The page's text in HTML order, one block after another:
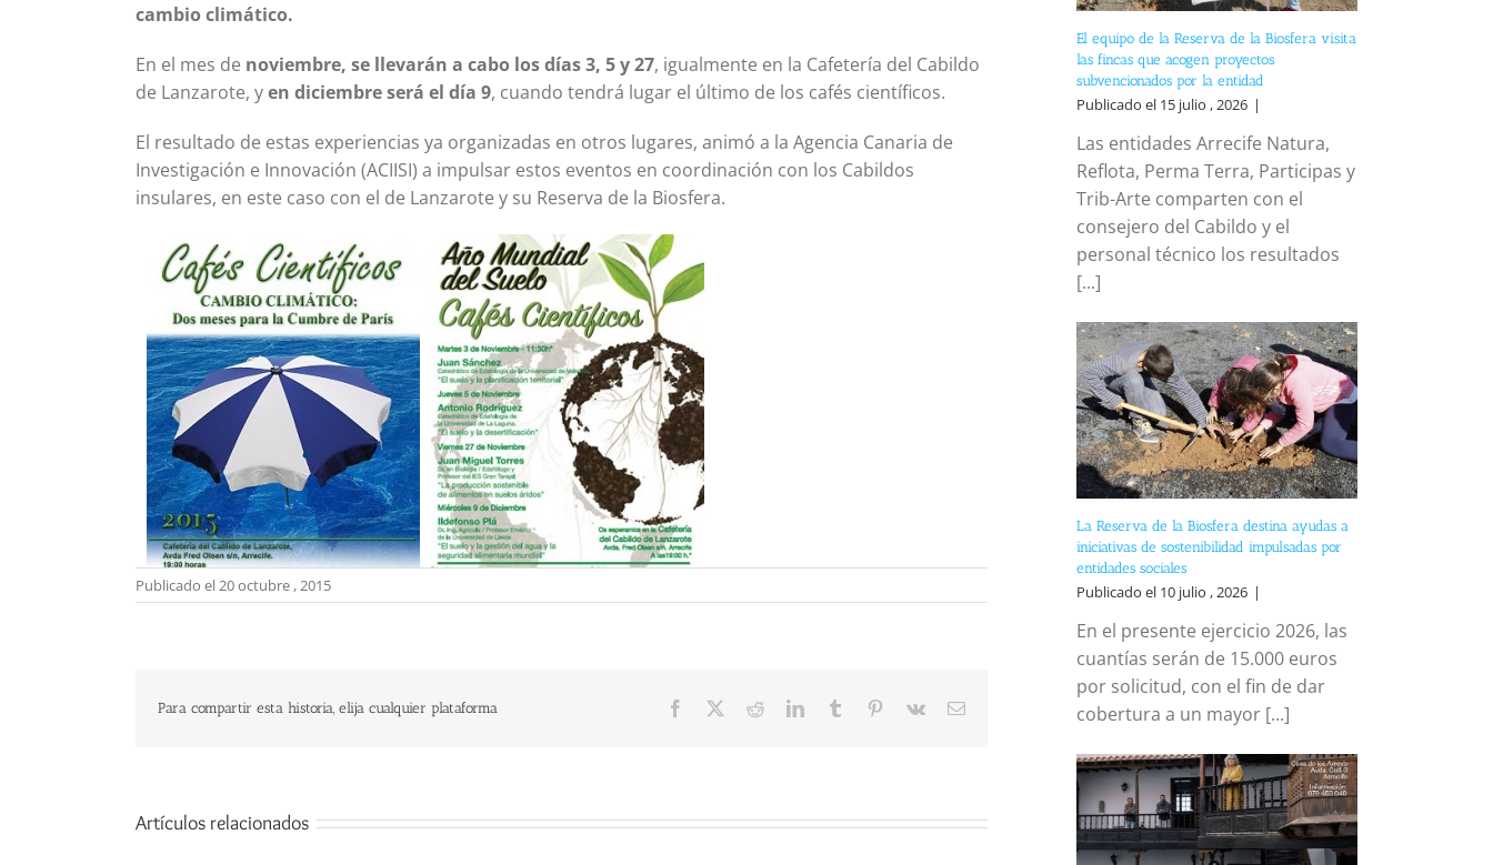
cambio climático.
En el mes de noviembre, se llevarán a cabo los días 3, 5 y 27, igualmente en la Cafetería del Cabildo
de Lanzarote, yen diciembre será el día 9, cuando tendrá lugar el último de los cafés científicos.
El resultado de estas experiencias ya organizadas en otros lugares, animó a la Agencia Canaria de
Investigación e Innovación (ACIISI) a impulsar estos eventos en coordinación con los Cabildos
insulares, en este caso con el de Lanzarote y su Reserva de la Biosfera.
Publicado el 20 octubre , 2015
Para compartir esta historia, elija cualquier plataforma Facebook RedditLinkedInTumblr Pinterest
Vk
Correo
Artículos relacionados
El equipo de la Reserva de la Biosfera visita
las fincas que acogen proyectos
subvencionados por la entidad
Publicado el 15 julio , 2026 |
Las entidades Arrecife Natura,
Reflota, Perma Terra, Participas y
Trib-Arte comparten con el
consejero del Cabildo y el
personal técnico los resultados
[...]
La Reserva de la Biosfera destina ayudas a
iniciativas de sostenibilidad impulsadas por
entidades sociales
Publicado el 10 julio , 2026 |
En el presente ejercicio 2026, las
cuantías serán de 15.000 euros
por solicitud, con el fin de dar
cobertura a un mayor [...]